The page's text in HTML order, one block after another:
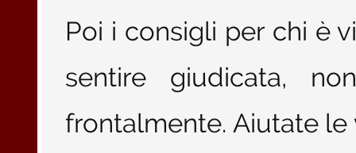
Poi i consigli per chi è
sentire giudicata,
frontalmente. Aiutate